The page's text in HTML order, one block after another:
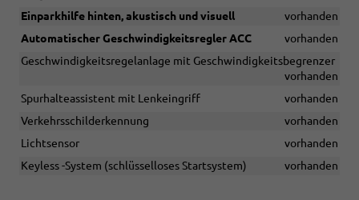
Einparkhilfe hinten, akustisch und visuell
vorhanden
Automatischer Geschwindigkeitsregler ACC
vorhanden
Geschwindigkeitsregelanlage mit Geschwindigkeitsbegrenzer
vorhanden
Spurhalteassistent mit Lenkeingriff
vorhanden
Verkehrsschilderkennung
vorhanden
Lichtsensor
vorhanden
Keyless -System (schlüsselloses Startsystem)
vorhanden